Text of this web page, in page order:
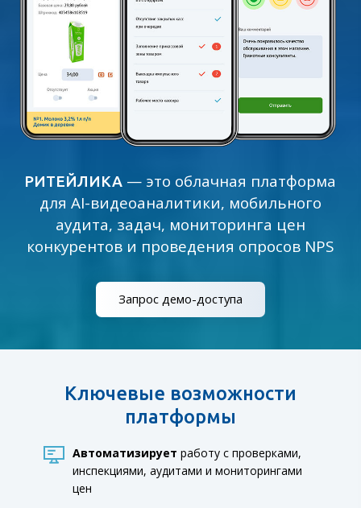
РИТЕЙЛИКА — это облачная платформа
для AI-видеоаналитики, мобильного
аудита, задач, мониторинга цен
конкурентов и проведения опросов NPS
Запрос демо-доступа
Ключевые возможности
платформы
Автоматизирует работу с проверками,
инспекциями, аудитами и мониторингами
цен